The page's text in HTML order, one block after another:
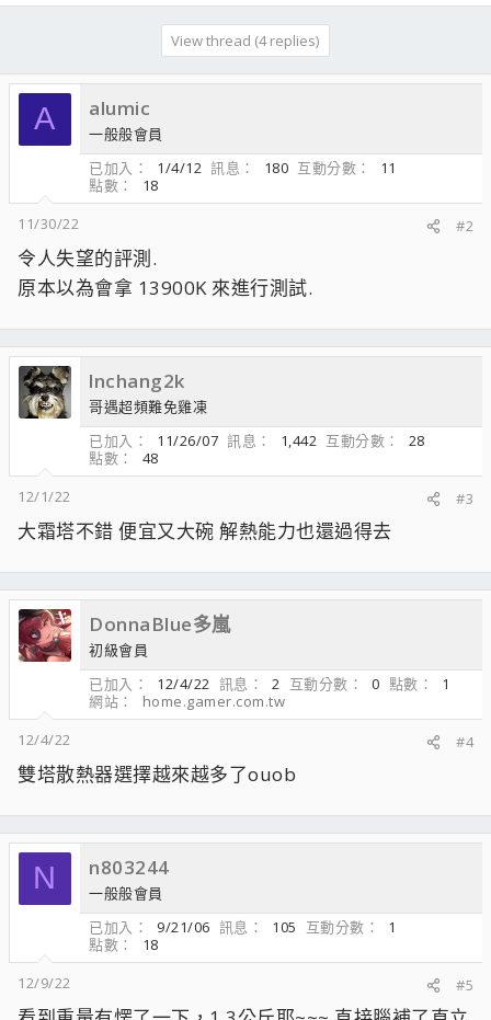
View thread (4 replies)
A alumic
一般般會員
已加入
1/4/12 訊息 180 互動分數
11
點數
18
11/30/22
#2
令人失望的評測.
原本以為會拿 13900K 來進行測試.
lnchang2k
哥遇超頻難免雞凍
已加入
11/26/07 訊息 1,442 互動分數
28
點數
48
12/1/22
#3
大霜塔不錯 便宜又大碗 解熱能力也還過得去
DonnaBlue多嵐
初級會員
已加入
12/4/22 訊息 2 互動分數 0 點數
1
網站
home.gamer.com.tw
12/4/22
#4
雙塔散熱器選擇越來越多了ouob
N n803244
一般般會員
已加入
9/21/06 訊息 105 互動分數
1
點數
18
12/9/22
#5